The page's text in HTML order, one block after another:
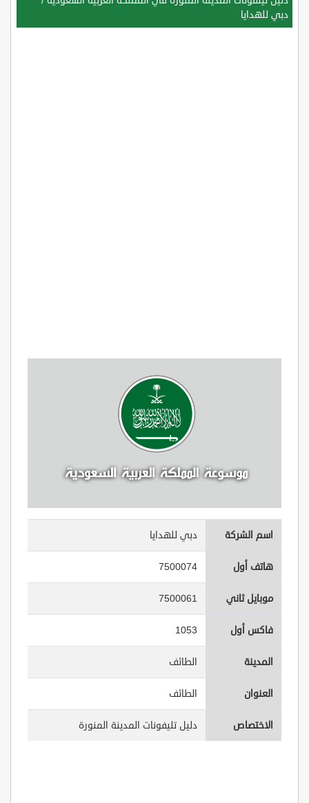
دبي للهدايا
اسم الشركة دبي للهدايا
هاتف أول 7500074
موبايل ثاني 7500061
فاكس أول 1053
المدينة الطائف
العنوان الطائف
الاختصاص دليل تليفونات المدينة المنورة